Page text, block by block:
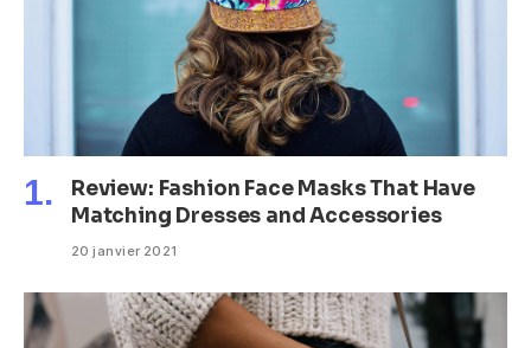
Review: Fashion Face Masks That Have
Matching Dresses and Accessories
20 janvier 2021